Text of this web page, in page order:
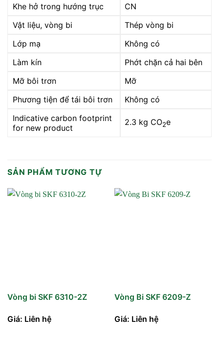
Khe hở trong hướng trục
CN
Vật liệu, vòng bi
Thép vòng bi
Lớp mạ
Không có
Làm kín
Phớt chặn cả hai bên
Mỡ bôi trơn
Mỡ
Phương tiện để tái bôi trơn
Không có
Indicative carbon footprint
for new product
2.3 kg CO2e
SẢN PHẨM TƯƠNG TỰ
Vòng bi SKF 6310-2Z
Giá: Liên hệ
Vòng Bi SKF 6209-Z
Giá: Liên hệ